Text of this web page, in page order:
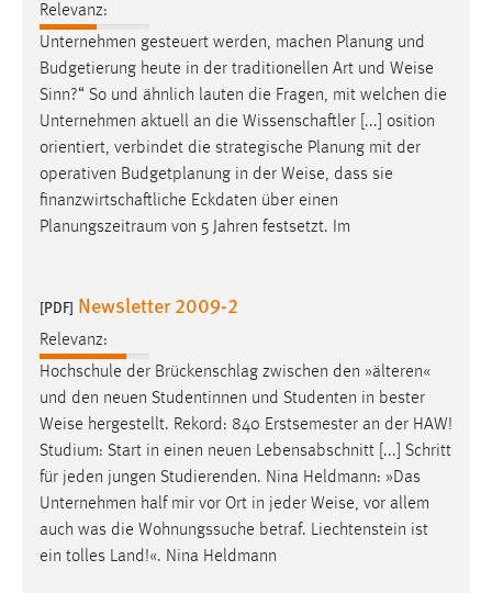
Relevanz:
Unternehmen gesteuert werden, machen Planung und
Budgetierung heute in der traditionellen Art und Weise
Sinn?“ So und ähnlich lauten die Fragen, mit welchen die
Unternehmen aktuell an die Wissenschaftler [...] osition
orientiert, verbindet die strategische Planung mit der
operativen Budgetplanung in der Weise, dass sie
finanzwirtschaftliche Eckdaten über einen
Planungszeitraum von 5 Jahren festsetzt. Im
[PDF] Newsletter 2009-2
Relevanz:
Hochschule der Brückenschlag zwischen den »älteren«
und den neuen Studentinnen und Studenten in bester
Weise hergestellt. Rekord: 840 Erstsemester an der HAW!
Studium: Start in einen neuen Lebensabschnitt [...] Schritt
für jeden jungen Studierenden. Nina Heldmann: »Das
Unternehmen half mir vor Ort in jeder Weise, vor allem
auch was die Wohnungssuche betraf. Liechtenstein ist
ein tolles Land!«. Nina Heldmann